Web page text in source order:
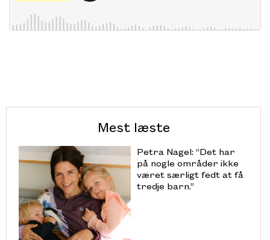
Mest læste
Petra Nagel: “Det har
på nogle områder ikke
været særligt fedt at få
tredje barn.”